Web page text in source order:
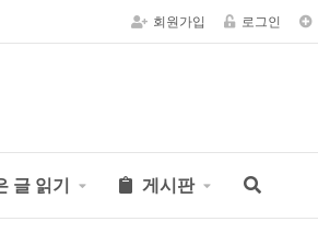
회원가입 로그인
글 읽기 게시판